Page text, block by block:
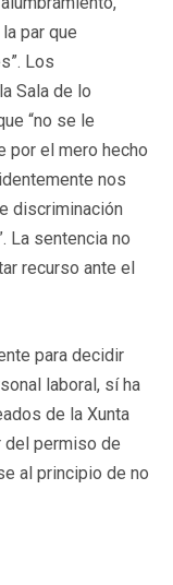
par que
Los
Sala de lo
“no se le
por el mero hecho
nos
discriminación
La sentencia no
recurso ante el
para decidir
laboral, sí ha
de la Xunta
del permiso de
al principio de no